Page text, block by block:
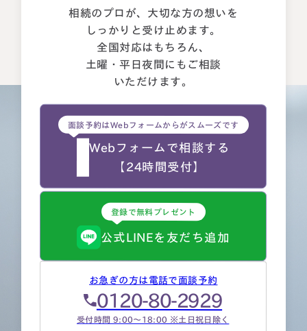
相続のプロが、大切な方の想いを
しっかりと受け止めます。
全国対応はもちろん、
土曜・平日夜間にもご相談
いただけます。
面談予約はWebフォームからがスムーズです
Webフォームで相談する
【24時間受付】
登録で無料プレゼント
公式LINEを友だち追加
お急ぎの方は電話で面談予約
0120-80-2929
受付時間 9:00～18:00 ※土日祝日除く